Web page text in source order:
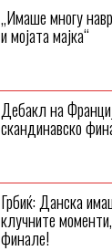
„Имаше многу
и мојата мајка“
Дебакл на
скандинавско
Грбиќ: Данска
клучните
финале!